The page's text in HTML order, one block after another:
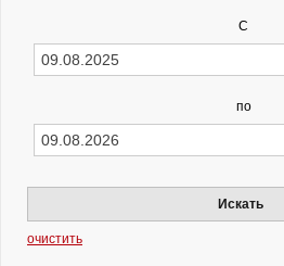
С
по
Искать
очистить